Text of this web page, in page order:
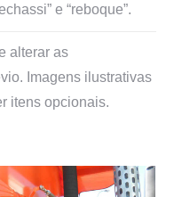
e “reboque”.
alterar as
Imagens ilustrativas
itens opcionais.